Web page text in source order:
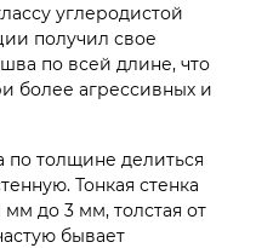
углеродистой
получил свое
шва по всей длине, что
более агрессивных и
по толщине делиться
Тонкая стенка
до 3 мм, толстая от
бывает